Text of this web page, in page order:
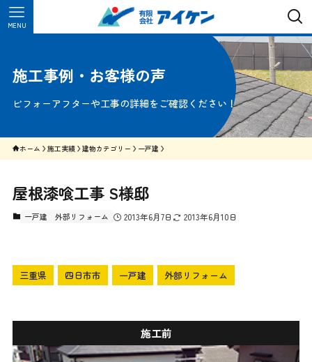
MENU
施工事例・お客様の声
ビフォーアフターや工事の詳細をご確認ください！
ホーム 施工実績 建物カテゴリー 一戸建
屋根漆喰工事 S様邸
一戸建 外部リフォーム 2013年6月7日 2013年6月10日
三重県 四日市市 一戸建 外部リフォーム
施工前